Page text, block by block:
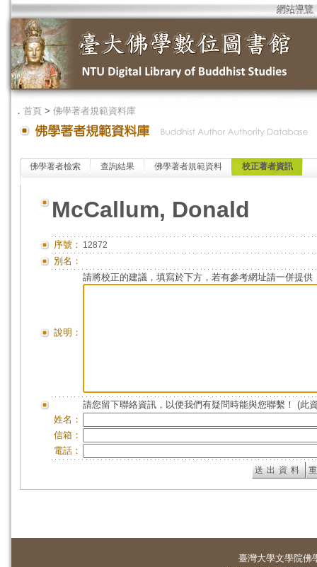
網站導覽
． 首頁 > 佛學著者規範資料庫
佛學著者檢索 查詢結果 佛學著者規範資料 校正著者資訊
McCallum, Donald
序號： 12872
別名：
說明：
請將校正的建議，填寫於下方，若有參考網址請一併提供
請您留下聯絡資訊，以便我們有疑問時能與您聯繫！ (此
姓名：
信箱：
電話：
臺灣大學文學院佛